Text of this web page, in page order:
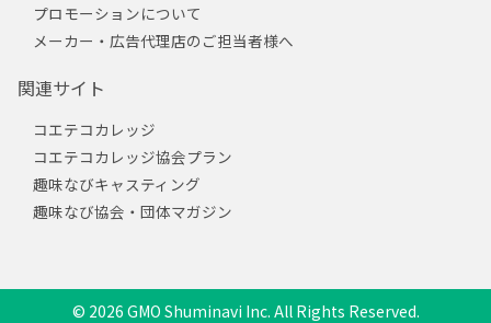
プロモーションについて
メーカー・広告代理店のご担当者様へ
関連サイト
コエテコカレッジ
コエテコカレッジ協会プラン
趣味なびキャスティング
趣味なび協会・団体マガジン
© 2026 GMO Shuminavi Inc. All Rights Reserved.